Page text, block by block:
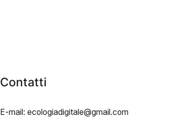
Contatti
E-mail: ecologiadigitale@gmail.com